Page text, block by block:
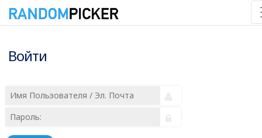
Войти